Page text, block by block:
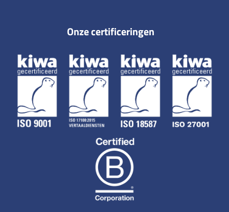
Onze certificeringen